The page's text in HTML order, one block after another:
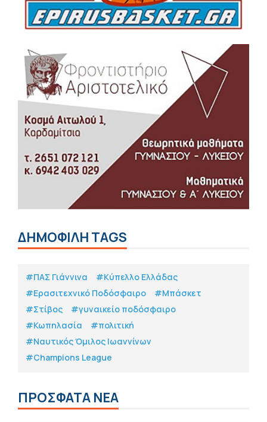
ΔΗΜΟΦΙΛΗ TAGS
#ΠΑΣ Γιάννινα
#Κύπελλο Ελλάδας
#Eρασιτεχνικό Ποδόσφαιρο
#Μπάσκετ
#Στίβος
#γυναικείο ποδόσφαιρο
#Κωπηλασία
#πολιτική
#Ναυτικός Όμιλος Ιωαννίνων
#Champions League
ΠΡΟΣΦΑΤΑ ΝΕΑ